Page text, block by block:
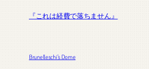
『これは経費で落ちません』
Brunelleschi’s Dome